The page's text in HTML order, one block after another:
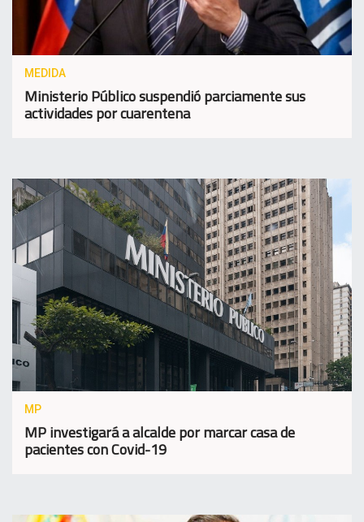
MEDIDA
Ministerio Público suspendió parciamente sus
actividades por cuarentena
MP
MP investigará a alcalde por marcar casa de
pacientes con Covid-19